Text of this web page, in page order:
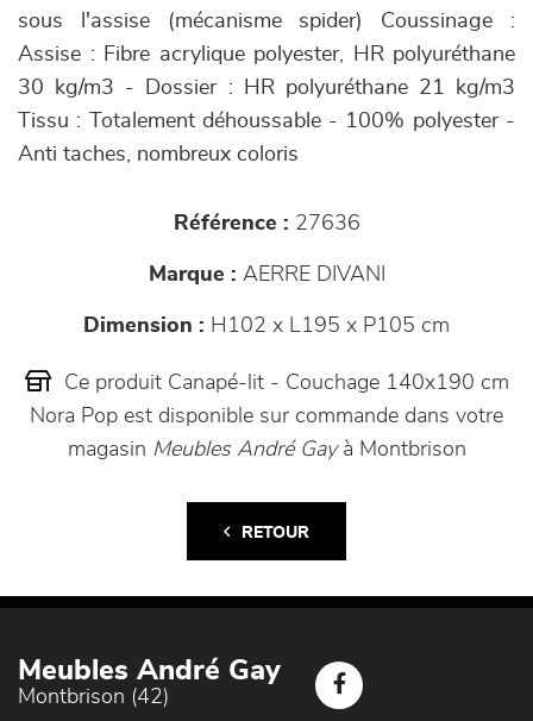
sous l'assise (mécanisme spider) Coussinage :
Assise : Fibre acrylique polyester, HR polyuréthane
30 kg/m3 - Dossier : HR polyuréthane 21 kg/m3
Tissu : Totalement déhoussable - 100% polyester -
Anti taches, nombreux coloris
Référence : 27636
Marque : AERRE DIVANI
Dimension : H102 x L195 x P105 cm
Ce produit Canapé-lit - Couchage 140x190 cm
Nora Pop est disponible sur commande dans votre
magasin Meubles André Gayà Montbrison
RETOUR
Meubles André Gay
Montbrison (42)